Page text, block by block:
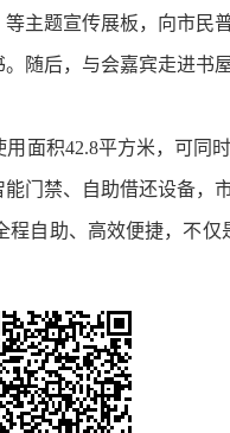
题宣传展板，向市民
随后，与会嘉宾走进
积42.8平方米，可同
门禁、自助借还设备，
自助、高效便捷，不